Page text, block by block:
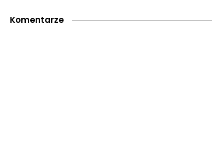
Komentarze